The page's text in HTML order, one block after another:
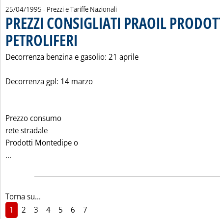
25/04/1995 - Prezzi e Tariffe Nazionali
PREZZI CONSIGLIATI PRAOIL
PETROLIFERI
Decorrenza benzina e gasolio: 21 aprile
Decorrenza gpl: 14 marzo
Prezzo consumo
rete stradale
Prodotti Montedipe o
...
Torna su...
1
2 3 4 5 6 7